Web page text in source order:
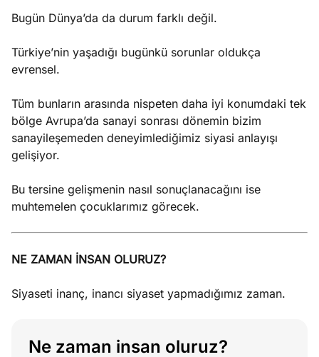
Bugün Dünya’da da durum farklı değil.
Türkiye’nin yaşadığı bugünkü sorunlar oldukça
evrensel.
Tüm bunların arasında nispeten daha iyi konumdaki tek
bölge Avrupa’da sanayi sonrası dönemin bizim
sanayileşemeden deneyimlediğimiz siyasi anlayışı
gelişiyor.
Bu tersine gelişmenin nasıl sonuçlanacağını ise
muhtemelen çocuklarımız görecek.
NE ZAMAN İNSAN OLURUZ?
Siyaseti inanç, inancı siyaset yapmadığımız zaman.
Ne zaman insan oluruz?